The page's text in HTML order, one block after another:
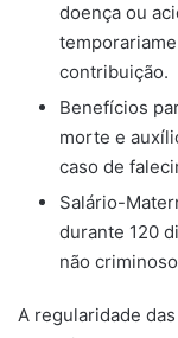
doença ou
contribuição.
Benefícios
morte e
caso de
Salário-
durante 120
não
A regularidade